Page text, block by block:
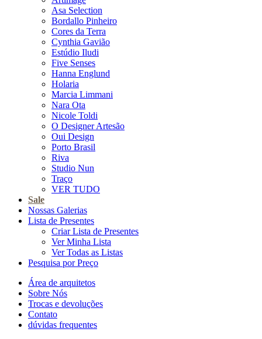
Asa Selection
Bordallo Pinheiro
Cores da Terra
Cynthia Gavião
Estúdio Iludi
Five Senses
Hanna Englund
Holaria
Marcia Limmani
Nara Ota
Nicole Toldi
O Designer Artesão
Oui Design
Porto Brasil
Riva
Studio Nun
Traço
VER TUDO
Sale
Nossas Galerias
Lista de Presentes
Criar Lista de Presentes
Ver Minha Lista
Ver Todas as Listas
Pesquisa por Preço
Área de arquitetos
Sobre Nós
Trocas e devoluções
Contato
dúvidas frequentes